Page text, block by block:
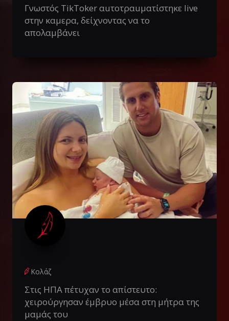
Γνωστός TikToker αuτοτραuματίστηκε live
στην καμερα, δείχνοντας να το
απολαμβάνει
Κολάζ
Στις ΗΠΑ πέτυχαν το απίστευτο:
χειρούργησαν έμβρυο μέσα στη μήτρα της
μαμάς του